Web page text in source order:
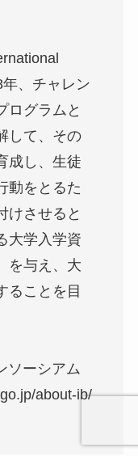
、チャレン
ログラムと
して、その
成し、生徒
動をとるた
けさせると
大学入学資
を与え、大
ることを目
ソーシアム
about-ib/